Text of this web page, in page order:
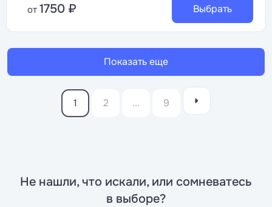
от 1750 ₽ Выбрать
Показать еще
1 2 ... 9
Не нашли, что искали, или сомневатесь
в выборе?